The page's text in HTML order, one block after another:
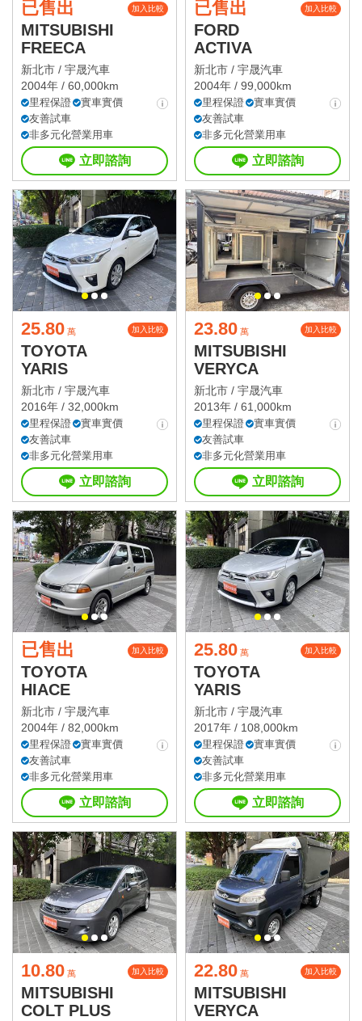
已售出 加入比較
MITSUBISHI
FREECA
新北市 / 宇晟汽車
2004年 / 60,000km
里程保證
實車實價
友善試車
非多元化營業用車
立即諮詢
已售出 加入比較
FORD
ACTIVA
新北市 / 宇晟汽車
2004年 / 99,000km
里程保證
實車實價
友善試車
非多元化營業用車
立即諮詢
25.80 萬 加入比較
TOYOTA
YARIS
新北市 / 宇晟汽車
2016年 / 32,000km
里程保證
實車實價
友善試車
非多元化營業用車
立即諮詢
23.80 萬 加入比較
MITSUBISHI
VERYCA
新北市 / 宇晟汽車
2013年 / 61,000km
里程保證
實車實價
友善試車
非多元化營業用車
立即諮詢
已售出 加入比較
TOYOTA
HIACE
新北市 / 宇晟汽車
2004年 / 82,000km
里程保證
實車實價
友善試車
非多元化營業用車
立即諮詢
25.80 萬 加入比較
TOYOTA
YARIS
新北市 / 宇晟汽車
2017年 / 108,000km
里程保證
實車實價
友善試車
非多元化營業用車
立即諮詢
10.80 萬 加入比較
MITSUBISHI
COLT PLUS
22.80 萬 加入比較
MITSUBISHI
VERYCA